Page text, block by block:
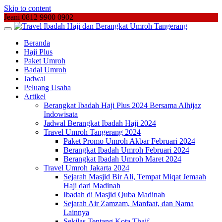
Skip to content
Jeani 0812 9900 0902
Beranda
Haji Plus
Paket Umroh
Badal Umroh
Jadwal
Peluang Usaha
Artikel
Berangkat Ibadah Haji Plus 2024 Bersama Alhijaz
Indowisata
Jadwal Berangkat Ibadah Haji 2024
Travel Umroh Tangerang 2024
Paket Promo Umroh Akbar Februari 2024
Berangkat Ibadah Umroh Februari 2024
Berangkat Ibadah Umroh Maret 2024
Travel Umroh Jakarta 2024
Sejarah Masjid Bir Ali, Tempat Miqat Jemaah
Haji dari Madinah
Ibadah di Masjid Quba Madinah
Sejarah Air Zamzam, Manfaat, dan Nama
Lainnya